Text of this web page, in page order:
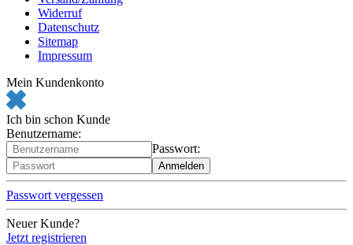
Widerruf
Datenschutz
Sitemap
Impressum
Mein Kundenkonto
Ich bin schon Kunde
Benutzername:
Passwort:
Passwort vergessen
Neuer Kunde?
Jetzt registrieren